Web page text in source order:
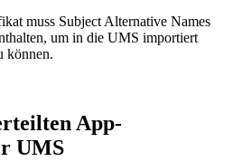
muss Subject Alternative Names
um in die UMS importiert
können.
App-
UMS